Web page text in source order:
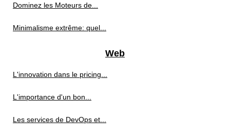
Dominez les Moteurs de...
Minimalisme extrême: quel...
Web
L'innovation dans le pricing...
L'importance d'un bon...
Les services de DevOps et...